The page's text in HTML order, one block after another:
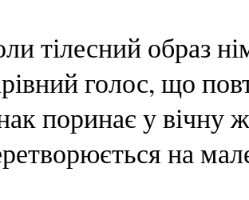
тілесний образ
голос, що
поринає у вічну
на